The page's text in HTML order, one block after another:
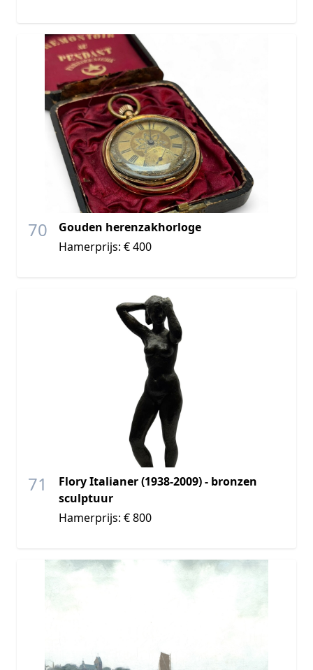
70
Gouden herenzakhorloge
Hamerprijs: € 400
71
Flory Italianer (1938-2009) - bronzen
sculptuur
Hamerprijs: € 800